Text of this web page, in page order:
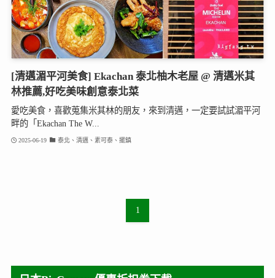
[清邁湄平河美食] Ekachan 泰北柚木老屋 @ 清邁米其
林推薦,好吃美味創意泰北菜
愛吃美食，喜歡蒐集米其林的朋友，來到清邁，一定要試試湄平河
畔的「Ekachan The W...
2025-06-19 泰北、清邁、素可泰、擺鎮
1